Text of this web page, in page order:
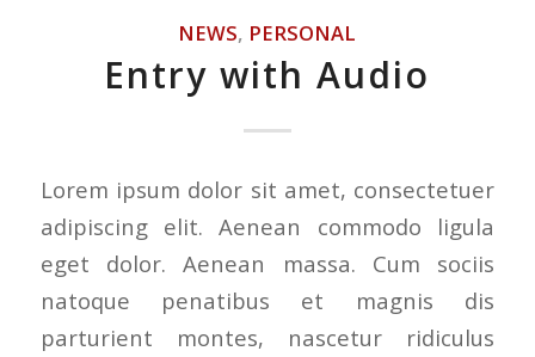
NEWS, PERSONAL
Entry with Audio
Lorem ipsum dolor sit amet, consectetuer
adipiscing elit. Aenean commodo ligula
eget dolor. Aenean massa. Cum sociis
natoque penatibus et magnis dis
parturient montes, nascetur ridiculus